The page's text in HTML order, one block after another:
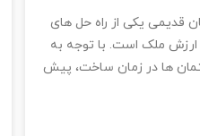
قدیمی یکی از راه‌ حل‌ های
ارزش ملک است. با توجه به
‌ها در زمان ساخت، پیش